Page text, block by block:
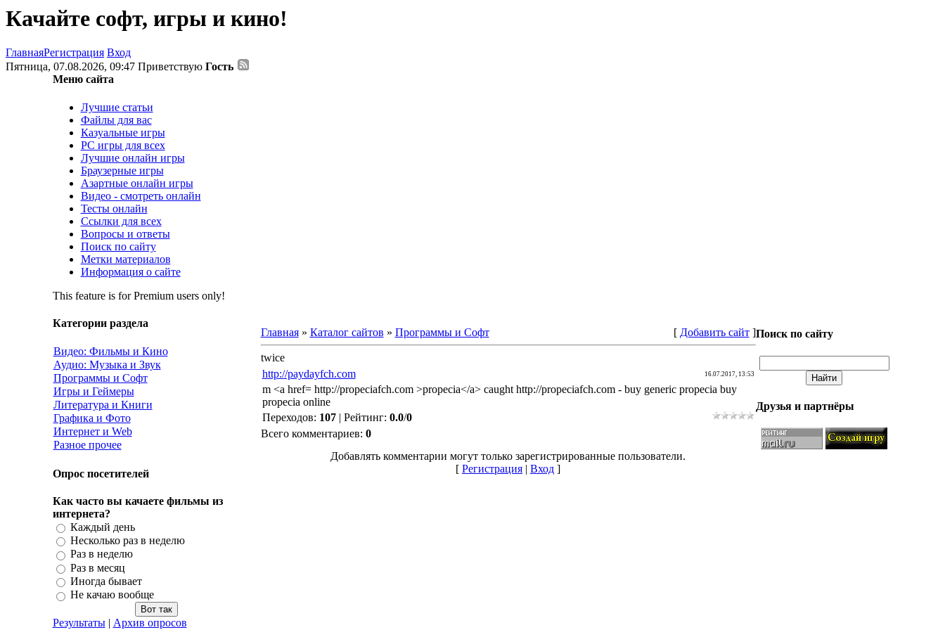
Качайте софт, игры и кино!
ГлавнаяРегистрация Вход
Пятница, 07.08.2026, 09:47 Приветствую Гость
Меню сайта
Лучшие статьи
Файлы для вас
Казуальные игры
PC игры для всех
Лучшие онлайн игры
Браузерные игры
Азартные онлайн игры
Видео - смотреть онлайн
Тесты онлайн
Ссылки для всех
Вопросы и ответы
Поиск по сайту
Метки материалов
Информация о сайте
This feature is for Premium users only!
Категории раздела
Видео: Фильмы и Кино
Аудио: Музыка и Звук
Программы и Софт
Игры и Геймеры
Литература и Книги
Графика и Фото
Интернет и Web
Разное прочее
Опрос посетителей
Как часто вы качаете фильмы из
интернета?
Каждый день
Несколько раз в неделю
Раз в неделю
Раз в месяц
Иногда бывает
Не качаю вообще
Результаты| Архив опросов
Главная» Каталог сайтов » Программы и Софт [ Добавить сайт]
twice
http://paydayfch.com
16.07.2017, 13:53
m <a href= http://propeciafch.com >propecia</a> caught http://propeciafch.com - buy generic propecia buy
propecia online
Переходов: 107| Рейтинг: 0.0/0
Всего комментариев: 0
Добавлять комментарии могут только зарегистрированные пользователи.
[ Регистрация | Вход ]
Поиск по сайту
Друзья и партнёры